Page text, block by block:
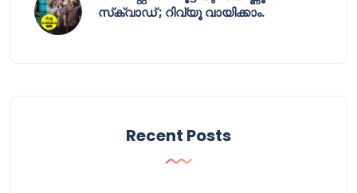
സ്‌ക്വാഡ് ; റിവ്യൂ വായിക്കാം.
Recent Posts